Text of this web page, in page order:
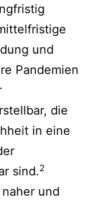
und
Pandemien
die
in eine
sind.2
und